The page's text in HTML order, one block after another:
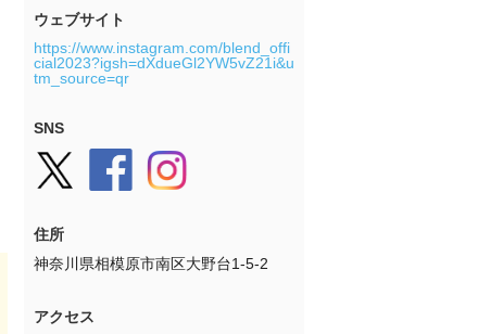
ウェブサイト
https://www.instagram.com/blend_offi
cial2023?igsh=dXdueGl2YW5vZ21i&u
tm_source=qr
SNS
住所
神奈川県相模原市南区大野台1-5-2
アクセス